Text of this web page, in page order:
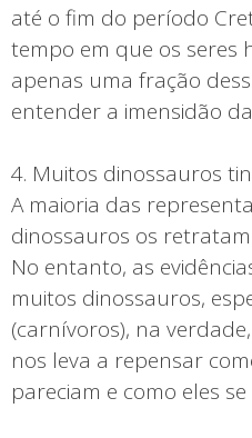
até o fim do período
tempo em que os seres
apenas uma fração
entender a imensidão
4. Muitos dinossauros
A maioria das
dinossauros os
No entanto, as
muitos dinossauros,
(carnívoros), na
nos leva a repensar
pareciam e como eles